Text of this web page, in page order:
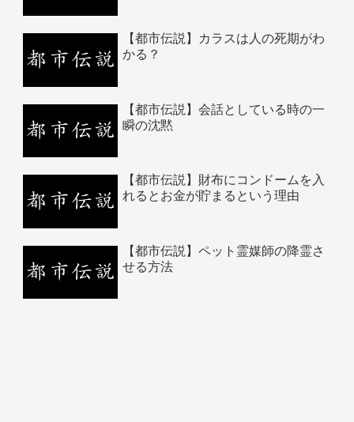
【都市伝説】カラスは人の死期がわ
かる？
【都市伝説】会話としている時の一
瞬の沈黙
【都市伝説】財布にコンドームを入
れるとお金が貯まるという理由
【都市伝説】ペット霊媒師の降霊さ
せる方法